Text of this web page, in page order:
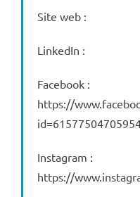
Site web :
LinkedIn :
Facebook :
https://
Instagram :
https://